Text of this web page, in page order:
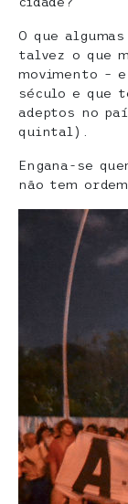
O que
talvez o que
movimento –
século e que
adeptos no
quintal).
Engana-se
não tem ordem.